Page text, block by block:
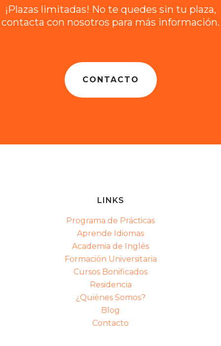
¡Plazas limitadas! No te quedes sin tu plaza,
contacta con nosotros para más información.
CONTACTO
LINKS
Programa de Prácticas
Aprende Idiomas
Academia de Inglés
Formación Universitaria
Cursos Bonificados
Residencia
¿Quiénes Somos?
Blog
Contacto